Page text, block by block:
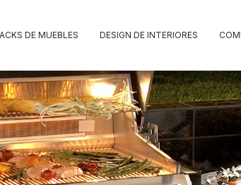
DE MUEBLES DESIGN DE INTERIORES